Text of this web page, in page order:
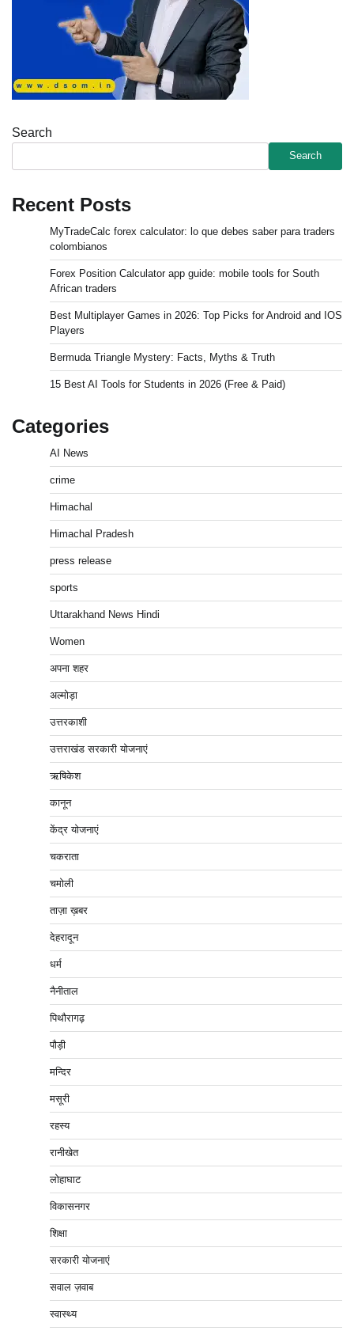
Search
Search
Recent Posts
MyTradeCalc forex calculator: lo que debes saber para traders
colombianos
Forex Position Calculator app guide: mobile tools for South
African traders
Best Multiplayer Games in 2026: Top Picks for Android and IOS
Players
Bermuda Triangle Mystery: Facts, Myths & Truth
15 Best AI Tools for Students in 2026 (Free & Paid)
Categories
AI News
crime
Himachal
Himachal Pradesh
press release
sports
Uttarakhand News Hindi
Women
अपना शहर
अल्मोड़ा
उत्तरकाशी
उत्तराखंड सरकारी योजनाएं
ऋषिकेश
कानून
केंद्र योजनाएं
चकराता
चमोली
ताज़ा ख़बर
देहरादून
धर्म
नैनीताल
पिथौरागढ़
पौड़ी
मन्दिर
मसूरी
रहस्य
रानीखेत
लोहाघाट
विकासनगर
शिक्षा
सरकारी योजनाएं
सवाल ज़वाब
स्वास्थ्य